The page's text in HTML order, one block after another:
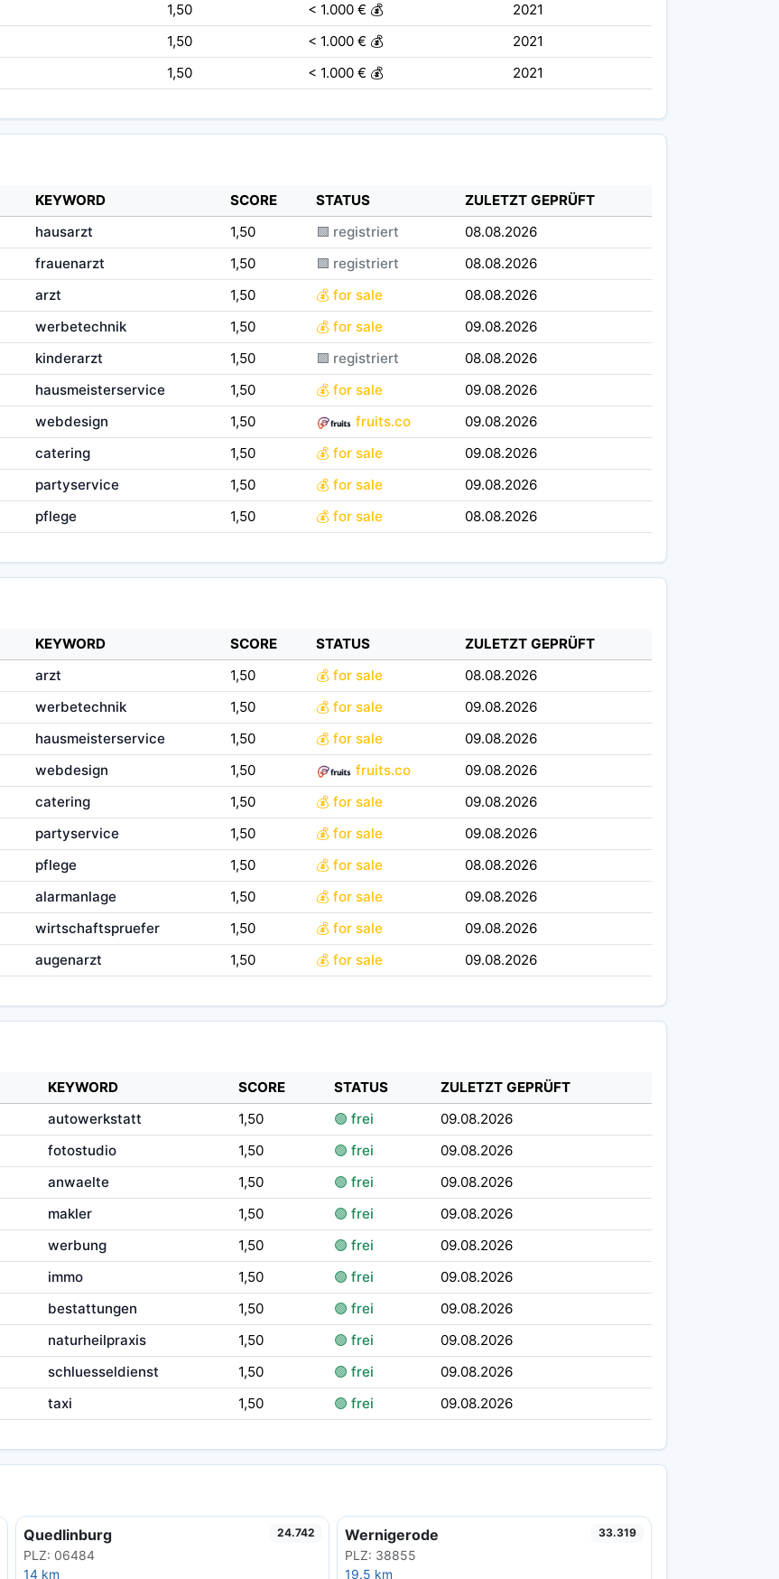
1,50 < 1.000 € 💰
2021
1,50 < 1.000 € 💰
2021
1,50 < 1.000 € 💰 2021
KEYWORD SCORE STATUS
ZULETZT GEPRÜFT
hausarzt 1,50 🟪 registriert
08.08.2026
frauenarzt 1,50 🟪 registriert
08.08.2026
arzt 1,50 💰 for sale
08.08.2026
werbetechnik 1,50 💰 for sale
09.08.2026
kinderarzt 1,50 🟪 registriert
08.08.2026
hausmeisterservice 1,50 💰 for sale
09.08.2026
webdesign 1,50 fruits.co
09.08.2026
catering 1,50 💰 for sale
09.08.2026
partyservice 1,50 💰 for sale
09.08.2026
pflege 1,50 💰 for sale 08.08.2026
KEYWORD SCORE STATUS
ZULETZT GEPRÜFT
arzt 1,50 💰 for sale
08.08.2026
werbetechnik 1,50 💰 for sale
09.08.2026
hausmeisterservice 1,50 💰 for sale
09.08.2026
webdesign 1,50 fruits.co
09.08.2026
catering 1,50 💰 for sale
09.08.2026
partyservice 1,50 💰 for sale
09.08.2026
pflege 1,50 💰 for sale
08.08.2026
alarmanlage 1,50 💰 for sale
09.08.2026
wirtschaftspruefer 1,50 💰 for sale
09.08.2026
augenarzt 1,50 💰 for sale 09.08.2026
KEYWORD SCORE STATUS
ZULETZT GEPRÜFT
autowerkstatt 1,50 🟢 frei
09.08.2026
fotostudio 1,50 🟢 frei
09.08.2026
anwaelte 1,50 🟢 frei
09.08.2026
makler 1,50 🟢 frei
09.08.2026
werbung 1,50 🟢 frei
09.08.2026
immo 1,50 🟢 frei
09.08.2026
bestattungen 1,50 🟢 frei
09.08.2026
naturheilpraxis 1,50 🟢 frei
09.08.2026
schluesseldienst 1,50 🟢 frei
09.08.2026
taxi 1,50 🟢 frei 09.08.2026
Quedlinburg
PLZ: 06484
14 km
24.742 Wernigerode
PLZ: 38855
19.5 km
33.319